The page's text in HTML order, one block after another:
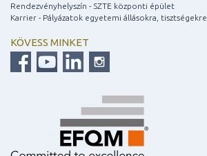
Rendezvényhelyszín - SZTE központi épület
Karrier - Pályázatok egyetemi állásokra, tisztségekre
KÖVESS MINKET